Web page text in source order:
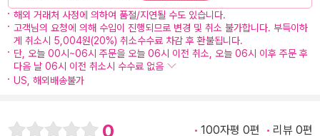
해외 거래처 사정에 의하여 품절/지연될 수도 있습니다.
고객님의 요청에 의해 수입이 진행되므로 변경 및 취소 불가합니다. 부득이하
게 취소시 5,004원(20%) 취소수수료 차감 후 환불됩니다.
단, 오늘 00시~06시 주문을 오늘 06시 이전 취소, 오늘 06시 이후 주문 후
다음 날 06시 이전 취소시 수수료 없음
US, 해외배송불가
0 100자평 0편 리뷰 0편